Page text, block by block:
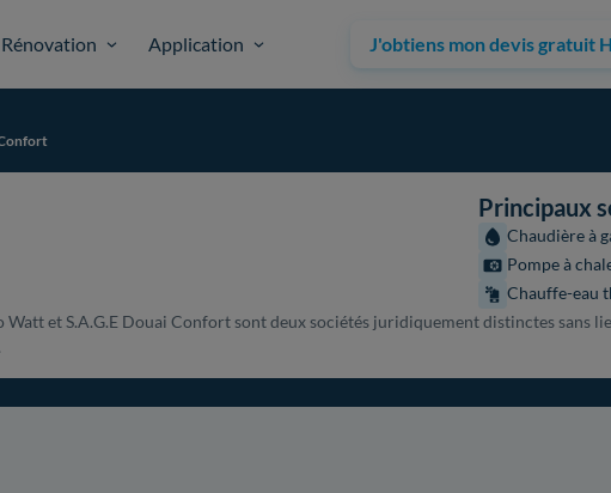
Rénovation Application J'obtiens mon devis gratuit
Principaux
Chaudière à
Pompe à
Chauffe-eau
Watt et S.A.G.E Douai Confort sont deux sociétés juridiquement distinctes sans